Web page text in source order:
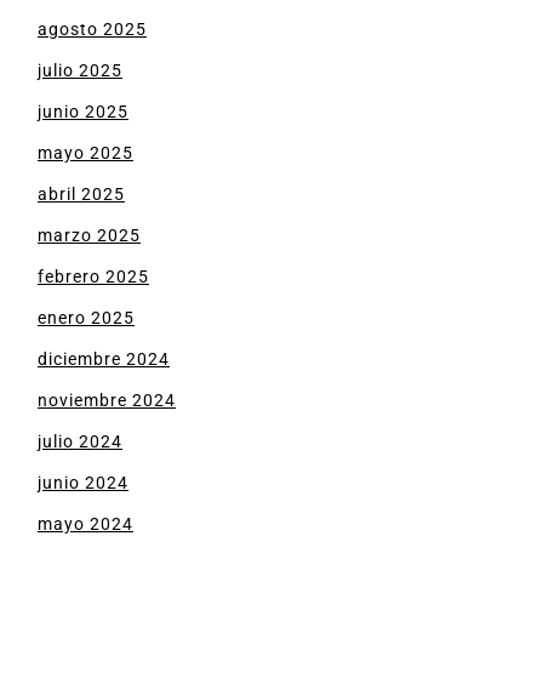
agosto 2025
julio 2025
junio 2025
mayo 2025
abril 2025
marzo 2025
febrero 2025
enero 2025
diciembre 2024
noviembre 2024
julio 2024
junio 2024
mayo 2024